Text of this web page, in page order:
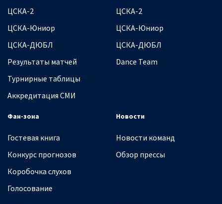
ЦСКА-2
ЦСКА-Юниор
ЦСКА-ДЮБЛ
Результаты матчей
Турнирные таблицы
Аккредитация СМИ
ЦСКА-2
ЦСКА-Юниор
ЦСКА-ДЮБЛ
Dance Team
Фан-зона
Гостевая книга
Конкурс прогнозов
Коробочка слухов
Голосование
Новости
Новости команд
Обзор прессы